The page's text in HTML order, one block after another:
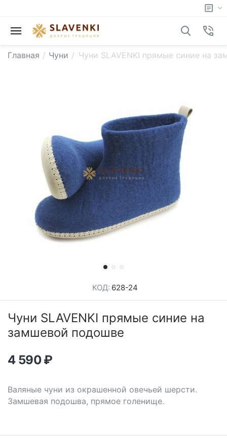
Главная / Чуни / Чуни SLAVENKI прямые синие на
КОД: 628-24
Чуни SLAVENKI прямые синие на
замшевой подошве
4 590₽
Валяные чуни из окрашенной овечьей шерсти.
Замшевая подошва, прямое голенище.